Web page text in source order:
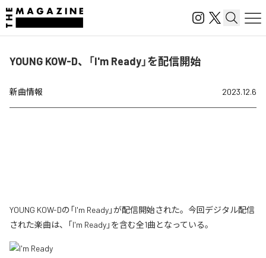
YOUNG KOW-D、「I'm Ready」を配信開始
新曲情報 2023.12.6
YOUNG KOW-Dの「I'm Ready」が配信開始された。今回デジタル配信
された楽曲は、「I'm Ready」を含む全1曲となっている。